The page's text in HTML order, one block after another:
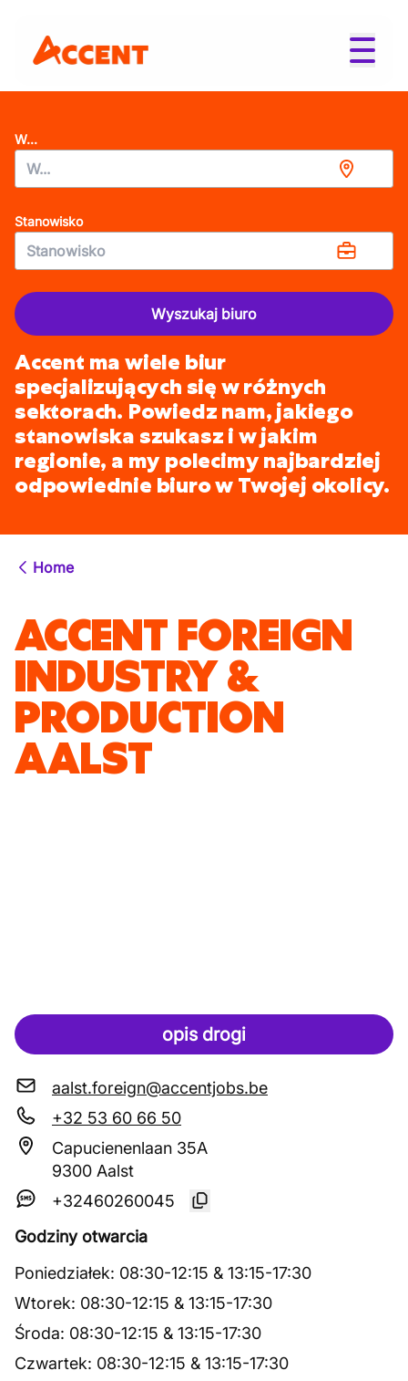
W...
Stanowisko
Wyszukaj biuro
Accent ma wiele biur
specjalizujących się w różnych
sektorach. Powiedz nam, jakiego
stanowiska szukasz i w jakim
regionie, a my polecimy najbardziej
odpowiednie biuro w Twojej okolicy.
Home
ACCENT FOREIGN
INDUSTRY &
PRODUCTION
AALST
opis drogi
aalst.foreign@accentjobs.be
+32 53 60 66 50
Capucienenlaan 35A
9300 Aalst
+32460260045
Godziny otwarcia
Poniedziałek: 08:30-12:15 & 13:15-17:30
Wtorek: 08:30-12:15 & 13:15-17:30
Środa: 08:30-12:15 & 13:15-17:30
Czwartek: 08:30-12:15 & 13:15-17:30